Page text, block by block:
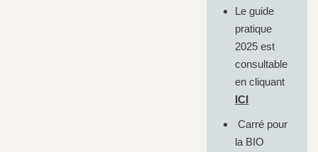
Le guide
pratique
2025 est
consultable
en cliquant
ICI
Carré pour
la BIO